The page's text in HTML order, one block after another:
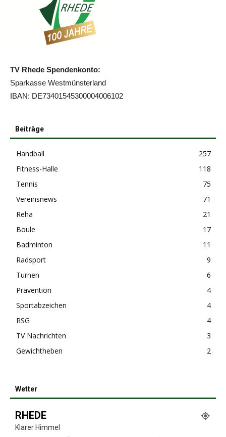
TV Rhede Spendenkonto:
Sparkasse Westmünsterland
IBAN: DE73401545300004006102
Beiträge
Handball
257
Fitness-Halle
118
Tennis
75
Vereinsnews
71
Reha
21
Boule
17
Badminton
11
Radsport
9
Turnen
6
Prävention
4
Sportabzeichen
4
RSG
4
TV Nachrichten
3
Gewichtheben
2
Wetter
RHEDE
Klarer Himmel